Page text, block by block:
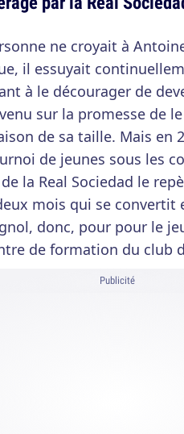
ne croyait à
il essuyait
à le décourager de
sur la promesse de
de sa taille. Mais en
de jeunes sous les
la Real Sociedad le
mois qui se convertit
donc, pour pour le
de formation du club
Publicité